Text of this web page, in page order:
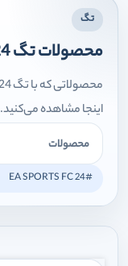
تگ
محصولات تگ EA SPORTS FC 24
اینجا مشاهده می‌کنید.
محصولات
#EA SPORTS FC 24